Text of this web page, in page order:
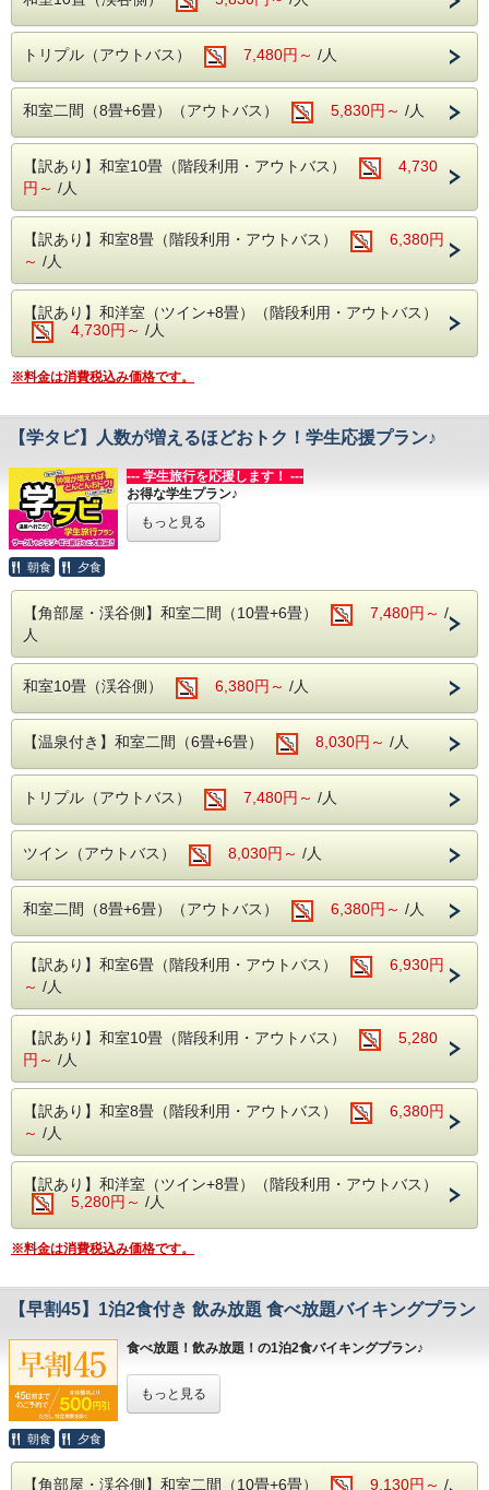
・本館大浴場
【営業時間】5:00～10:00/14:00～23:00
・別館大浴場
【営業時間】 5:00～10:00/15:00～23:00
【営業時間】男性 15:00～23:00／女性 5:00
〇自然に抱かれた山楽荘の露天風呂〇
本館の露天風呂は片品渓谷の流れを感じなが
秋は紅葉を冬は雪見をしながらの入浴にも風
情があります。
■館内設備■
・卓球
・麻雀ルーム（手積み麻雀卓）
無料でご利用いただける娯楽施設が盛りだく
さん。
楽しくホテルライフをお過ごしください。
ホテルから片品渓谷が一望！
老神温泉名物朝市は、4月20日から11月20日
まで毎朝6時より開催。
沼田インター近くの原田農園では一年中果物
お楽しみ頂けます。
春の尾瀬は水芭蕉・夏にはニッコウキスゲ等
数百種の植物が群生しております。
紅葉の見所はには【吹割りの滝】や【尾瀬】
吹割りの滝は当館よりお車で約7分
尾瀬には当館よりお車で約30分（戸倉よりは
乗り合いバス等が必要りは乗り合いバス等が
必要）
---------------------------------------
【各交通機関等での来館方法】別窓で開きま
≪山楽荘 周辺観光≫
【自然や歴史・アクビティ等】別窓で開きま
す
≪デジタルホテルガイド≫
【こちらから表示】別窓で開きます
---------------------------------------
－－－－－－
1室3名利用 本体価格より 1,000円引き
1室4名利用 本体価格より 1,500円引き
1室5名利用以上 本体価格より 2,500円引き
ひと部屋あたりのご人数が増えれば増えるほどおトク☆
ぜひ、この機会にグループ旅行へお越しくださいませ！
※各種ご優待券等の併用は出来ません。
＝＝＝＝対象期間＝＝＝＝
08月30日 ～ 09月04日
11月08日 ～ 11月13日
11月29日 ～ 12月04日
★☆━━━━━━━━━━━━━━
▽ご夕食時は生ビールなどアルコール類飲み放題！
▽チェックアウトは11時！
けます。
━━━━━━━━━━━━━━━☆★
■お食事■
（生ビール・日本酒・サワー・焼酎など）も
【飲み放題】
・ご朝食は、和洋バイキング!
季節の食材を使った色とりどりのお料理を
老神伝説残る歴史ある名湯!
本館(弱アルカリ性単純泉)・別館(単純温泉)
違った2種類の源泉を大浴場・露天風呂にて
ご堪能いただけます。
・本館大浴場
【営業時間】5:00～10:00/14:00～23:00
・別館大浴場
【営業時間】 5:00～10:00/15:00～23:00
【営業時間】男性 15:00～23:00／女性 5:00
～10:00
本館の露天風呂は片品渓谷の流れを感じなが
ら入浴でき
秋は紅葉を冬は雪見をしながらの入浴にも風
情があります。
■館内設備■
・カラオケ
・卓球
・麻雀ルーム（手積み麻雀卓）
楽しくホテルライフをお過ごしください。
ホテルから片品渓谷が一望！
トリプル（アウトバス） 7,480円～ /人
和室二間（8畳+6畳）（アウトバス） 5,830円～ /人
【訳あり】和室10畳（階段利用・アウトバス）
4,730
円～ /人
【訳あり】和室8畳（階段利用・アウトバス）
6,380円
～ /人
【訳あり】和洋室（ツイン+8畳）（階段利用・アウトバス）
4,730円～ /人
※料金は消費税込み価格です。
【学タビ】人数が増えるほどおトク！学生応援プラン♪
--- 学生旅行を応援します！ ---
お得な学生プラン♪
スキー＆スノボのウィンタースポーツでの拠点に！
人数が多いほどお得
★2名1室で、一人当たり本体価格より500円引き★
と、とってもおトクなプランです。
※割引金額は全て税別表記です。
------------------------------------
※宿泊条件については下記のご予約にあたっての注意事項を
ご確認ください。
【予約にあたっての注意事項】
※土曜は除外となります。
※各種割引券や割引プラン、キャンペーン等との併用はでき
かねます。
※中学生・高校生はプラン対象外となります。
※ご宿泊予定日までに学生証を所属校へ返却される予定の方
ご持参ください。
※顔写真のない学生証をお持ちの場合は 学生証と同じお名
・パスポート（顔写真ページのコピーでも可）
・運転免許証 ・クレジットカード
・住民基本台帳カード等、公的に身分証と認められるもの
ホテルまで郵送また
はFAXにてご提出ください。
・同意書は公式ホームページ最下段のリンクよりダウンロー
ドできます。
同意書のダウンロード
片品渓谷の渓谷美を眺めながら広いお部屋でみんなで思い出
作り♪
◇周辺観光
・果物狩り農園「原田農園」までお車で約20分。
・「日光白根山ロープウェイ」までお車で約30分。
もっと見る
朝食 夕食
【角部屋・渓谷側】和室二間（10畳+6畳） 7,480円～ /
人
和室10畳（渓谷側） 6,380円～ /人
【温泉付き】和室二間（6畳+6畳） 8,030円～ /人
トリプル（アウトバス） 7,480円～ /人
ツイン（アウトバス） 8,030円～ /人
和室二間（8畳+6畳）（アウトバス） 6,380円～ /人
【訳あり】和室6畳（階段利用・アウトバス）
6,930円
～ /人
【訳あり】和室10畳（階段利用・アウトバス）
5,280
円～ /人
【訳あり】和室8畳（階段利用・アウトバス）
6,380円
～ /人
【訳あり】和洋室（ツイン+8畳）（階段利用・アウトバス）
5,280円～ /人
※料金は消費税込み価格です。
【早割45】1泊2食付き 飲み放題 食べ放題バイキングプラン
食べ放題！飲み放題！の1泊2食バイキングプラン♪
ご宿泊予定日より45日以上前のご予約で、
お一人様あたり本体価格より500円おトクにお泊り
本プランは通常プランとキャンセルポリシーが異な
ります。
もっと見る
朝食 夕食
【角部屋・渓谷側】和室二間（10畳+6畳） 9,130円～ /